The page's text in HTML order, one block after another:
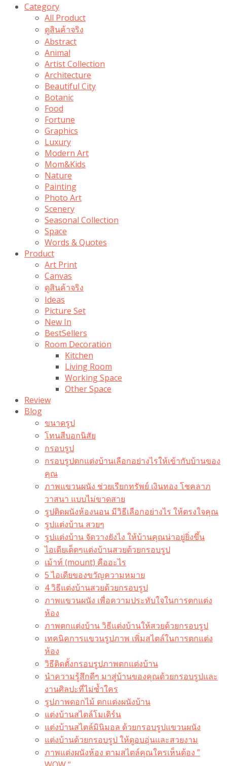
Category
All Product
ดูสินค้าจริง
Abstract
Animal
Artist Collection
Architecture
Beautiful City
Botanic
Food
Fortune
Graphics
Luxury
Modern Art
Mom&Kids
Nature
Painting
Photo Art
Scenery
Seasonal Collection
Space
Words & Quotes
Product
Art Print
Canvas
ดูสินค้าจริง
Ideas
Picture Set
New In
BestSellers
Room Decoration
Kitchen
Living Room
Working Space
Other Space
Review
Blog
ขนาดรูป
โทนสีบอกนิสัย
กรอบรูป
กรอบรูปตกแต่งบ้านเลือกอย่างไรให้เข้ากับบ้านของ
คุณ
ภาพแขวนผนัง ช่วยเรียกทรัพย์ เงินทอง โชคลาภ
วาสนา แบบไม่ขาดสาย
รูปติดผนังห้องนอน มีวิธีเลือกอย่างไร ให้ตรงใจคุณ
รูปแต่งบ้าน สวยๆ
รูปแต่งบ้าน จัดวางยังไง ให้บ้านคุณน่าอยู่ยิ่งขึ้น
ไอเดียเด็ดๆแต่งบ้านสวยด้วยกรอบรูป
เม้าท์ (mount) คืออะไร​
5 ไอเดียของขวัญความหมาย
4 วิธีแต่งบ้านสวยด้วยกรอบรูป
ภาพแขวนผนัง เพื่อความประทับใจในการตกแต่ง
ห้อง
ภาพตกแต่งบ้าน วิธีแต่งบ้านให้สวยด้วยกรอบรูป
เทคนิคการแขวนรูปภาพ เพิ่มสไตล์ในการตกแต่ง
ห้อง
วิธีติดตั้งกรอบรูปภาพตกแต่งบ้าน
นำความรู้สึกดีๆ มาสู่บ้านของคุณด้วยกรอบรูปและ
งานศิลปะที่ไม่ซ้ำใคร
รูปภาพดอกไม้ ตกแต่งผนังบ้าน
แต่งบ้านสไตล์โมเดิร์น
แต่งบ้านสไตล์มินิมอล ด้วยกรอบรูปแขวนผนัง
แต่งบ้านด้วยกรอบรูป ให้ดูอบอุ่นและสวยงาม
ภาพแต่งผนังห้อง ตามสไตล์คุณใครเห็นต้อง ”